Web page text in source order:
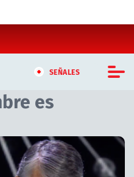
SEÑALES
es